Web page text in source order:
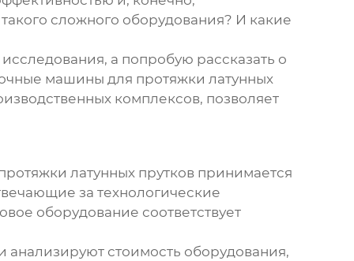
сложного оборудования? И какие
а попробую рассказать о
машины для протяжки латунных
комплексов, позволяет
латунных прутковпринимается
за технологические
оборудование соответствует
стоимость оборудования,